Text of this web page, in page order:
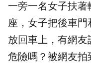
一旁一名女子扶
座，女子把後車
放回車上，有網
危險嗎？被網友拍